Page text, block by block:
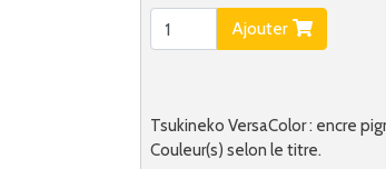
Ajouter
Tsukineko VersaColor : encre
Couleur(s) selon le titre.